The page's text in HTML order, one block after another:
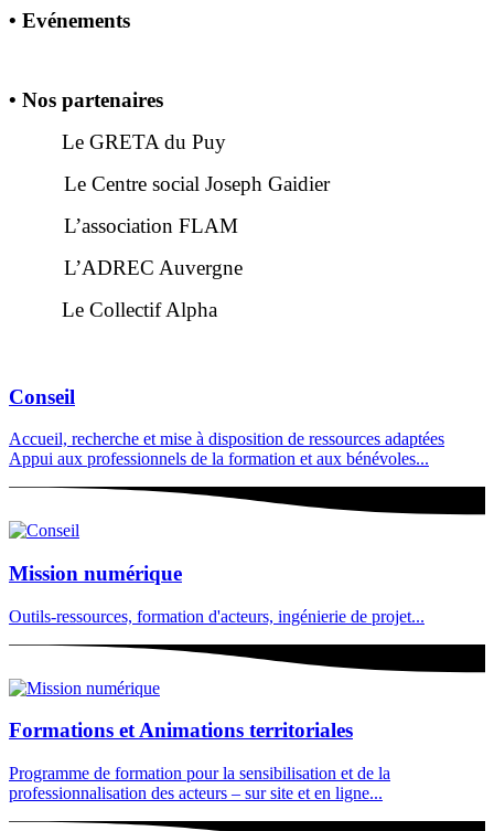
• Evénements
• Nos partenaires
Le GRETA du Puy
Le Centre social Joseph Gaidier
L’association FLAM
L’ADREC Auvergne
Le Collectif Alpha
Conseil
Accueil, recherche et mise à disposition de ressources adaptées
Appui aux professionnels de la formation et aux bénévoles...
Mission numérique
Outils-ressources, formation d'acteurs, ingénierie de projet...
Formations et Animations territoriales
Programme de formation pour la sensibilisation et de la
professionnalisation des acteurs – sur site et en ligne...